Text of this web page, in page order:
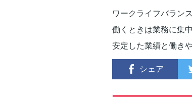
ワークライフバラン
働くときは業務に集
安定した業績と働き
シェア